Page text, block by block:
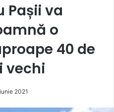
Pașii va
o
40 de
vechi
2021